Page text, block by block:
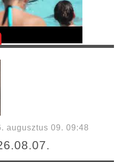
augusztus 09. 09:48